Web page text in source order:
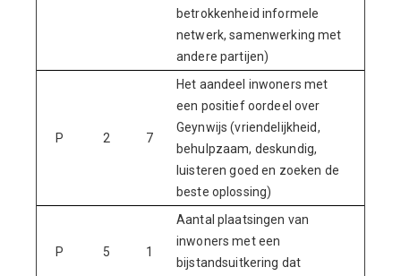
betrokkenheid informele
netwerk, samenwerking met
andere partijen)
P 2 7
Het aandeel inwoners met
een positief oordeel over
Geynwijs (vriendelijkheid,
behulpzaam, deskundig,
luisteren goed en zoeken de
beste oplossing)
P 5 1
Aantal plaatsingen van
inwoners met een
bijstandsuitkering dat